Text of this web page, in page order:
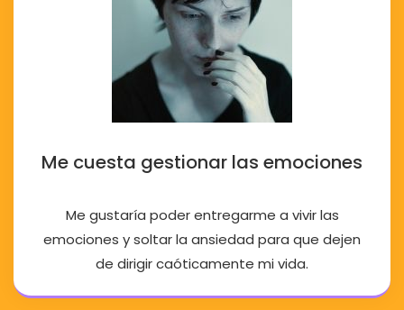
Me cuesta gestionar las emociones
Me gustaría poder entregarme a vivir las
emociones y soltar la ansiedad para que dejen
de dirigir caóticamente mi vida.